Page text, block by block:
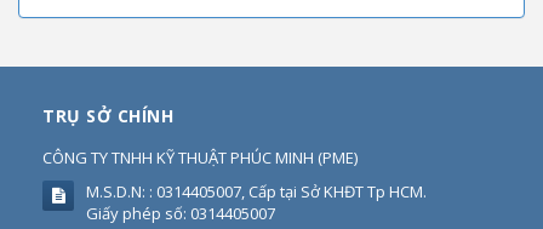
TRỤ SỞ CHÍNH
CÔNG TY TNHH KỸ THUẬT PHÚC MINH (PME)
M.S.D.N: : 0314405007, Cấp tại Sở KHĐT Tp HCM.
Giấy phép số: 0314405007